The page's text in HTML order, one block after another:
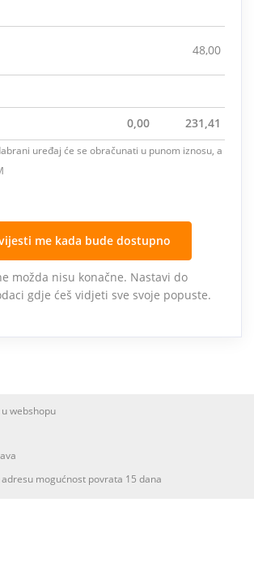
48,00
0,00 231,41
uređaj će se obračunati u punom iznosu, a
me kada bude dostupno
možda nisu konačne. Nastavi do
gdje ćeš vidjeti sve svoje popuste.
webshopu
mogućnost povrata 15 dana